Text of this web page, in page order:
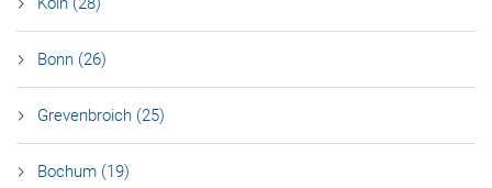
Bonn (26)
Grevenbroich (25)
Bochum (19)